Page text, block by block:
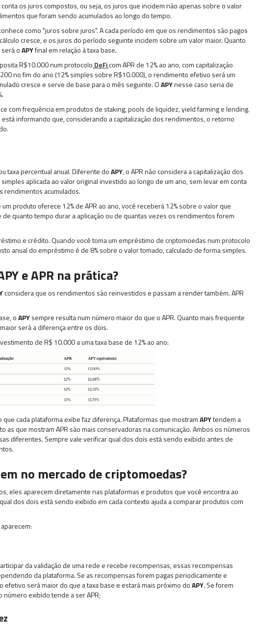
os juros compostos, ou seja, os juros que incidem não apenas sobre o valor
que foram sendo acumulados ao longo do tempo.
como "juros sobre juros". A cada período em que os rendimentos são pagos
cresce, e os juros do período seguinte incidem sobre um valor maior. Quanto
oAPYfinal em relação à taxa base.
R$10.000 num protocolo DeFicom APR de 12% ao ano, com capitalização
no fim do ano (12% simples sobre R$10.000), o rendimento efetivo será um
cresce e serve de base para o mês seguinte. OAPYnesse caso seria de
com frequência em produtos de staking, pools de liquidez, yield farming e lending.
está informando que, considerando a capitalização dos rendimentos, o retorno
taxa percentual anual. Diferente doAPY, o APR não considera a capitalização dos
aplicada ao valor original investido ao longo de um ano, sem levar em conta
rendimentos acumulados.
produto oferece 12% de APR ao ano, você receberá 12% sobre o valor que
quanto tempo durar a aplicação ou de quantas vezes os rendimentos forem
e crédito. Quando você toma um empréstimo de criptomoedas num protocolo
anual do empréstimo é de 8% sobre o valor tomado, calculado de forma simples.
e APR na prática?
considera que os rendimentos são reinvestidos e passam a render também. APR
oAPYsempre resulta num número maior do que o APR. Quanto mais frequente
será a diferença entre os dois.
de R$ 10.000 a uma taxa base de 12% ao ano:
cada plataforma exibe faz diferença. Plataformas que mostramAPYtendem a
as que mostram APR são mais conservadoras na comunicação. Ambos os números
diferentes. Sempre vale verificar qual dos dois está sendo exibido antes de
no mercado de criptomoedas?
eles aparecem diretamente nas plataformas e produtos que você encontra ao
dos dois está sendo exibido em cada contexto ajuda a comparar produtos com
da validação de uma rede e recebe recompensas, essas recompensas
da plataforma. Se as recompensas forem pagas periodicamente e
será maior do que a taxa base e estará mais próximo doAPY. Se forem
exibido tende a ser APR;